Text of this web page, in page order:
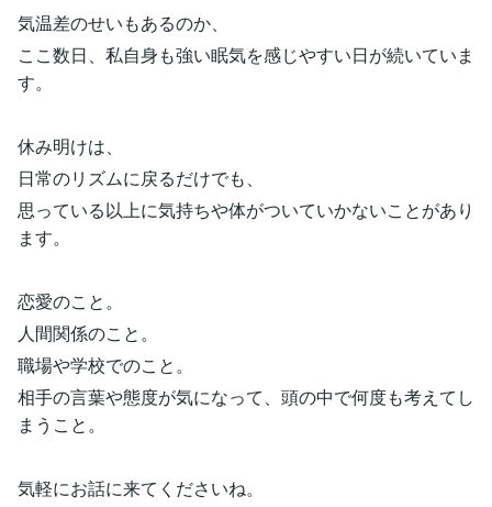
気温差のせいもあるのか、
ここ数日、私自身も強い眠気を感じやすい日が続いていま
す。
休み明けは、
日常のリズムに戻るだけでも、
思っている以上に気持ちや体がついていかないことがあり
ます。
恋愛のこと。
人間関係のこと。
職場や学校でのこと。
相手の言葉や態度が気になって、頭の中で何度も考えてし
まうこと。
気軽にお話に来てくださいね。